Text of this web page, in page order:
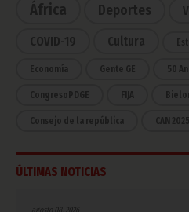
África
Deportes
COVID-19 Cultura
Economía Gente GE 50
CongresoPDGE FIJA
Consejo de la república CAN 2025
ÚLTIMAS NOTICIAS